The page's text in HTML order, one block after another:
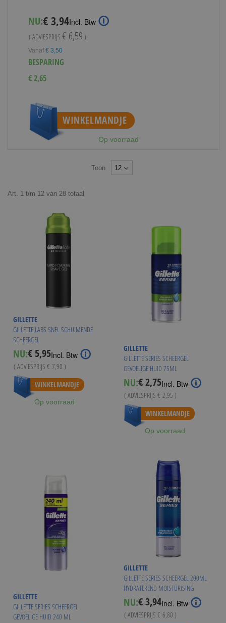
NU:Special
Price
€ 3,94Incl. Btw
( ADVIESPRIJS € 6,59 )
Vanaf € 3,50
BESPARING
€ 2,65
WINKELMANDJE
Op voorraad
Toon
Art. 1 t/m 12 van 28 totaal
GILLETTE
GILLETTE LABS SNEL SCHUIMENDE
SCHEERGEL
NU:Special
Price
€ 5,95Incl. Btw
( ADVIESPRIJS € 7,90 )
Vanaf € 5,49
WINKELMANDJE
Op voorraad
GILLETTE
GILLETTE SERIES SCHEERGEL
GEVOELIGE HUID 75ML
NU:Special
Price
€ 2,75Incl. Btw
( ADVIESPRIJS € 2,95 )
WINKELMANDJE
Op voorraad
GILLETTE
GILLETTE SERIES SCHEERGEL
GEVOELIGE HUID 240 ML
GILLETTE
GILLETTE SERIES SCHEERGEL 200ML
HYDRATEREND MOISTURISING
NU:Special
Price
€ 3,94Incl. Btw
( ADVIESPRIJS € 6,80 )